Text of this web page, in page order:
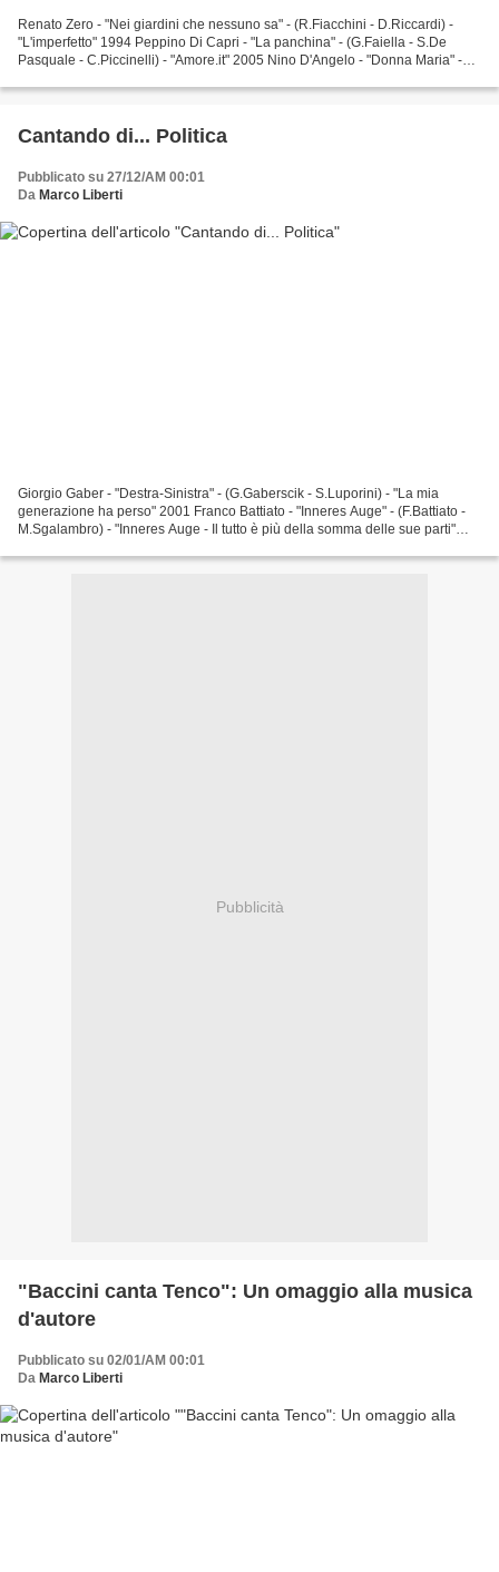
Renato Zero - "Nei giardini che nessuno sa" - (R.Fiacchini - D.Riccardi) -
"L'imperfetto" 1994 Peppino Di Capri - "La panchina" - (G.Faiella - S.De
Pasquale - C.Piccinelli) - "Amore.it" 2005 Nino D'Angelo - "Donna Maria" -
Cantando di... Politica
Pubblicato su 27/12/AM 00:01
Da Marco Liberti
Giorgio Gaber - "Destra-Sinistra" - (G.Gaberscik - S.Luporini) - "La mia
generazione ha perso" 2001 Franco Battiato - "Inneres Auge" - (F.Battiato -
M.Sgalambro) - "Inneres Auge - Il tutto è più della somma delle sue parti"
Pubblicità
"Baccini canta Tenco": Un omaggio alla musica
d'autore
Pubblicato su 02/01/AM 00:01
Da Marco Liberti